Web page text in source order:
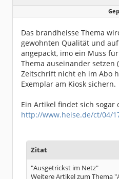
Geschlecht:
keine Angabe
Dabei seit:
08 / 2002
Das brandheisse Thema
gewohnten Qualität und
angepackt, imo ein Muss
Thema auseinander setzen
Zeitschrift nicht eh im Abo
Exemplar am Kiosk sichern.
Ein Artikel findet sich sogar
http://www.heise.de/ct/04/
Zitat
"Ausgetrickst im Netz"
Weitere Artikel zum Thema